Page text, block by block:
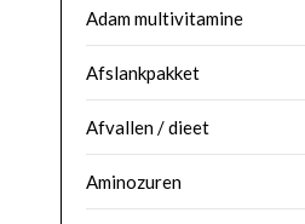
Adam multivitamine
Afslankpakket
Afvallen / dieet
Aminozuren